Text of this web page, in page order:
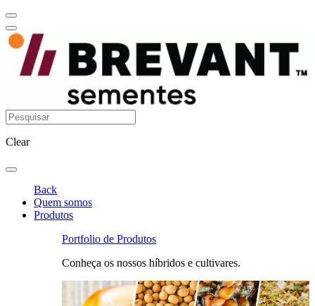
Clear
Back
Quem somos
Produtos
Portfolio de Produtos
Conheça os nossos híbridos e cultivares.